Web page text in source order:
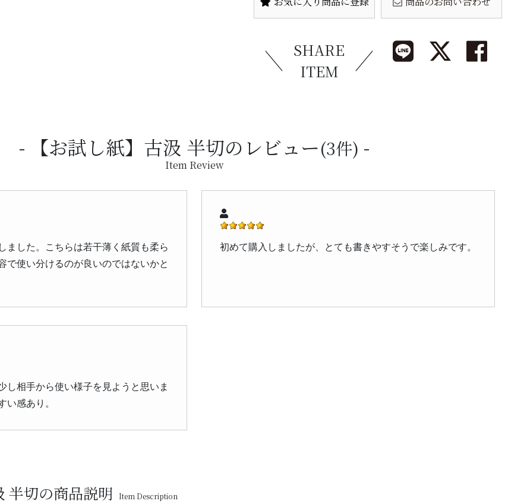
SHARE
ITEM
【お試し紙】古汲 半切のレビュー(3件)
Item Review
ました。こちらは若干薄く紙質も柔ら
で使い分けるのが良いのではないかと
初めて購入しましたが、とても書きやすそうで楽しみです。
し相手から使い様子を見ようと思いま
い感あり。
半切の商品説明 Item Description